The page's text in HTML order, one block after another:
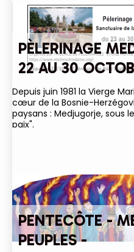
PÈLERINAGE
22 AU 30
Depuis juin 1981 la Vierge
cœur de la Bosnie-
paysans : Medjugorje, sous
paix".
PENTECÔTE -
PEUPLES -